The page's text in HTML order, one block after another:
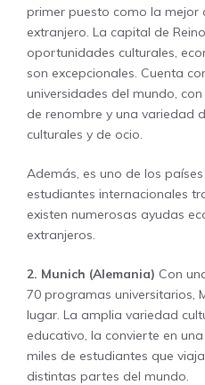
primer puesto como la mejor
extranjero. La capital de
oportunidades culturales,
son excepcionales. Cuenta
universidades del mundo,
de renombre y una variedad
culturales y de ocio.
Además, es uno de los
estudiantes internacionales
existen numerosas ayudas
extranjeros.
2. Munich (Alemania) Con
70 programas universitarios,
lugar. La amplia variedad
educativo, la convierte en
miles de estudiantes que
distintas partes del mundo.